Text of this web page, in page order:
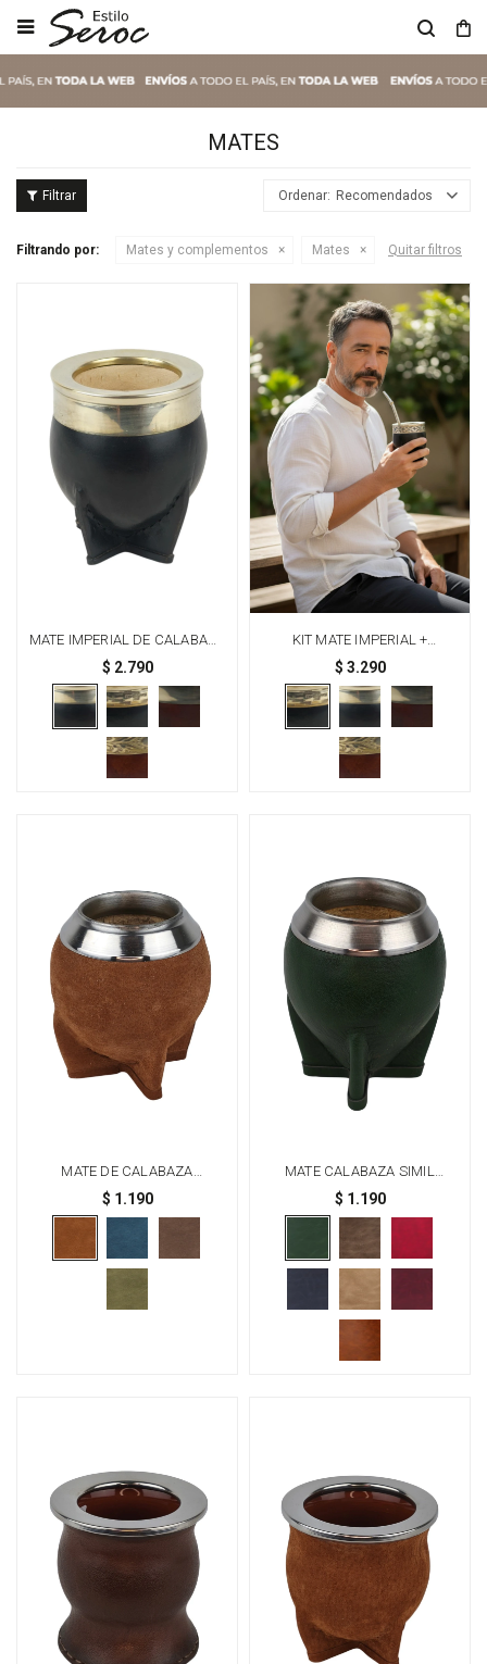

MATES
Recomendados
Filtrando por: Mates y complementos Mates Quitar filtros
MATE IMPERIAL DE CALABAZA
Y ALPACA - NEGRO LISO
$ 2.790
KIT MATE IMPERIAL +
BOMBILLA DE ALPACA -
NEGRO CINCELADO
$ 3.290
MATE DE CALABAZA
FORRADO EN CUERO MODELO
TORPEDO - OXIDO
$ 1.190
MATE CALABAZA SIMIL
COLOR TORPEDO - VERDE
$ 1.190